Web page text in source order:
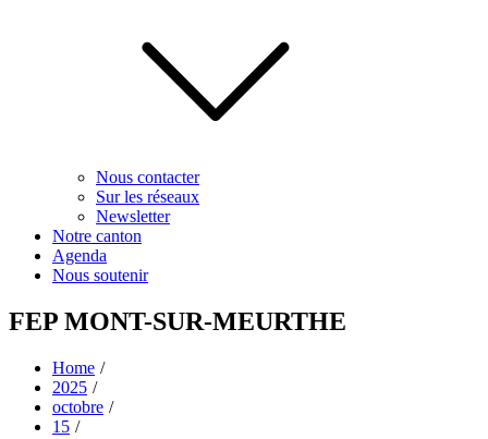
Nous contacter
Sur les réseaux
Newsletter
Notre canton
Agenda
Nous soutenir
FEP MONT-SUR-MEURTHE
Home
2025
octobre
15